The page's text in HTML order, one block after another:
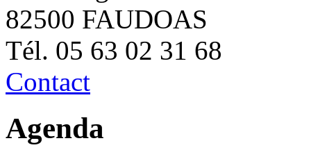
82500 FAUDOAS
Tél. 05 63 02 31 68
Contact
Agenda